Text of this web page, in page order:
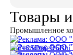
Товары
Промышленное